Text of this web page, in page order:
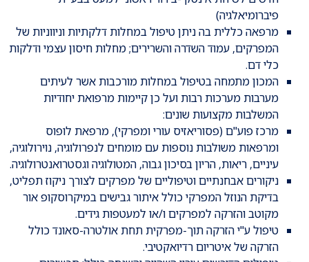
פיברומיאלגיה)
מרפאה כללית בה ניתן טיפול במחלות דלקתיות וניווניות של
המפרקים, עמוד השדרה והשרירים; מחלות חיסון עצמי ודלקות
כלי דם.
המכון מתמחה בטיפול במחלות מורכבות אשר לעיתים
מערבות מערכות רבות ועל כן קיימות מרפואת יחודיות
המשלבות מקצועות שונים:
מרכז פוע"ם (פסוריאזיס עורי ומפרקי), מרפאת לופוס
ומרפאות משולבות נוספות עם מומחים לנפרולוגיה, נוירולוגיה,
עיניים, ריאות, הריון בסיכון גבוה, המטולוגיה וגסטרואנטרולוגיה.
ניקורים אבחנתיים וטיפוליים של מפרקים לצורך ניקוז תפליט,
בדיקת הנוזל המפרקי כולל איתור גבישים במיקרוסקופ אור
מקוטב והזרקה למפרקים ו/או למעטפות גידים.
טיפול ע"י הזרקה תוך-מפרקית תחת אולטרה-סאונד כולל
הזרקה של איטריום רדיואקטיבי.